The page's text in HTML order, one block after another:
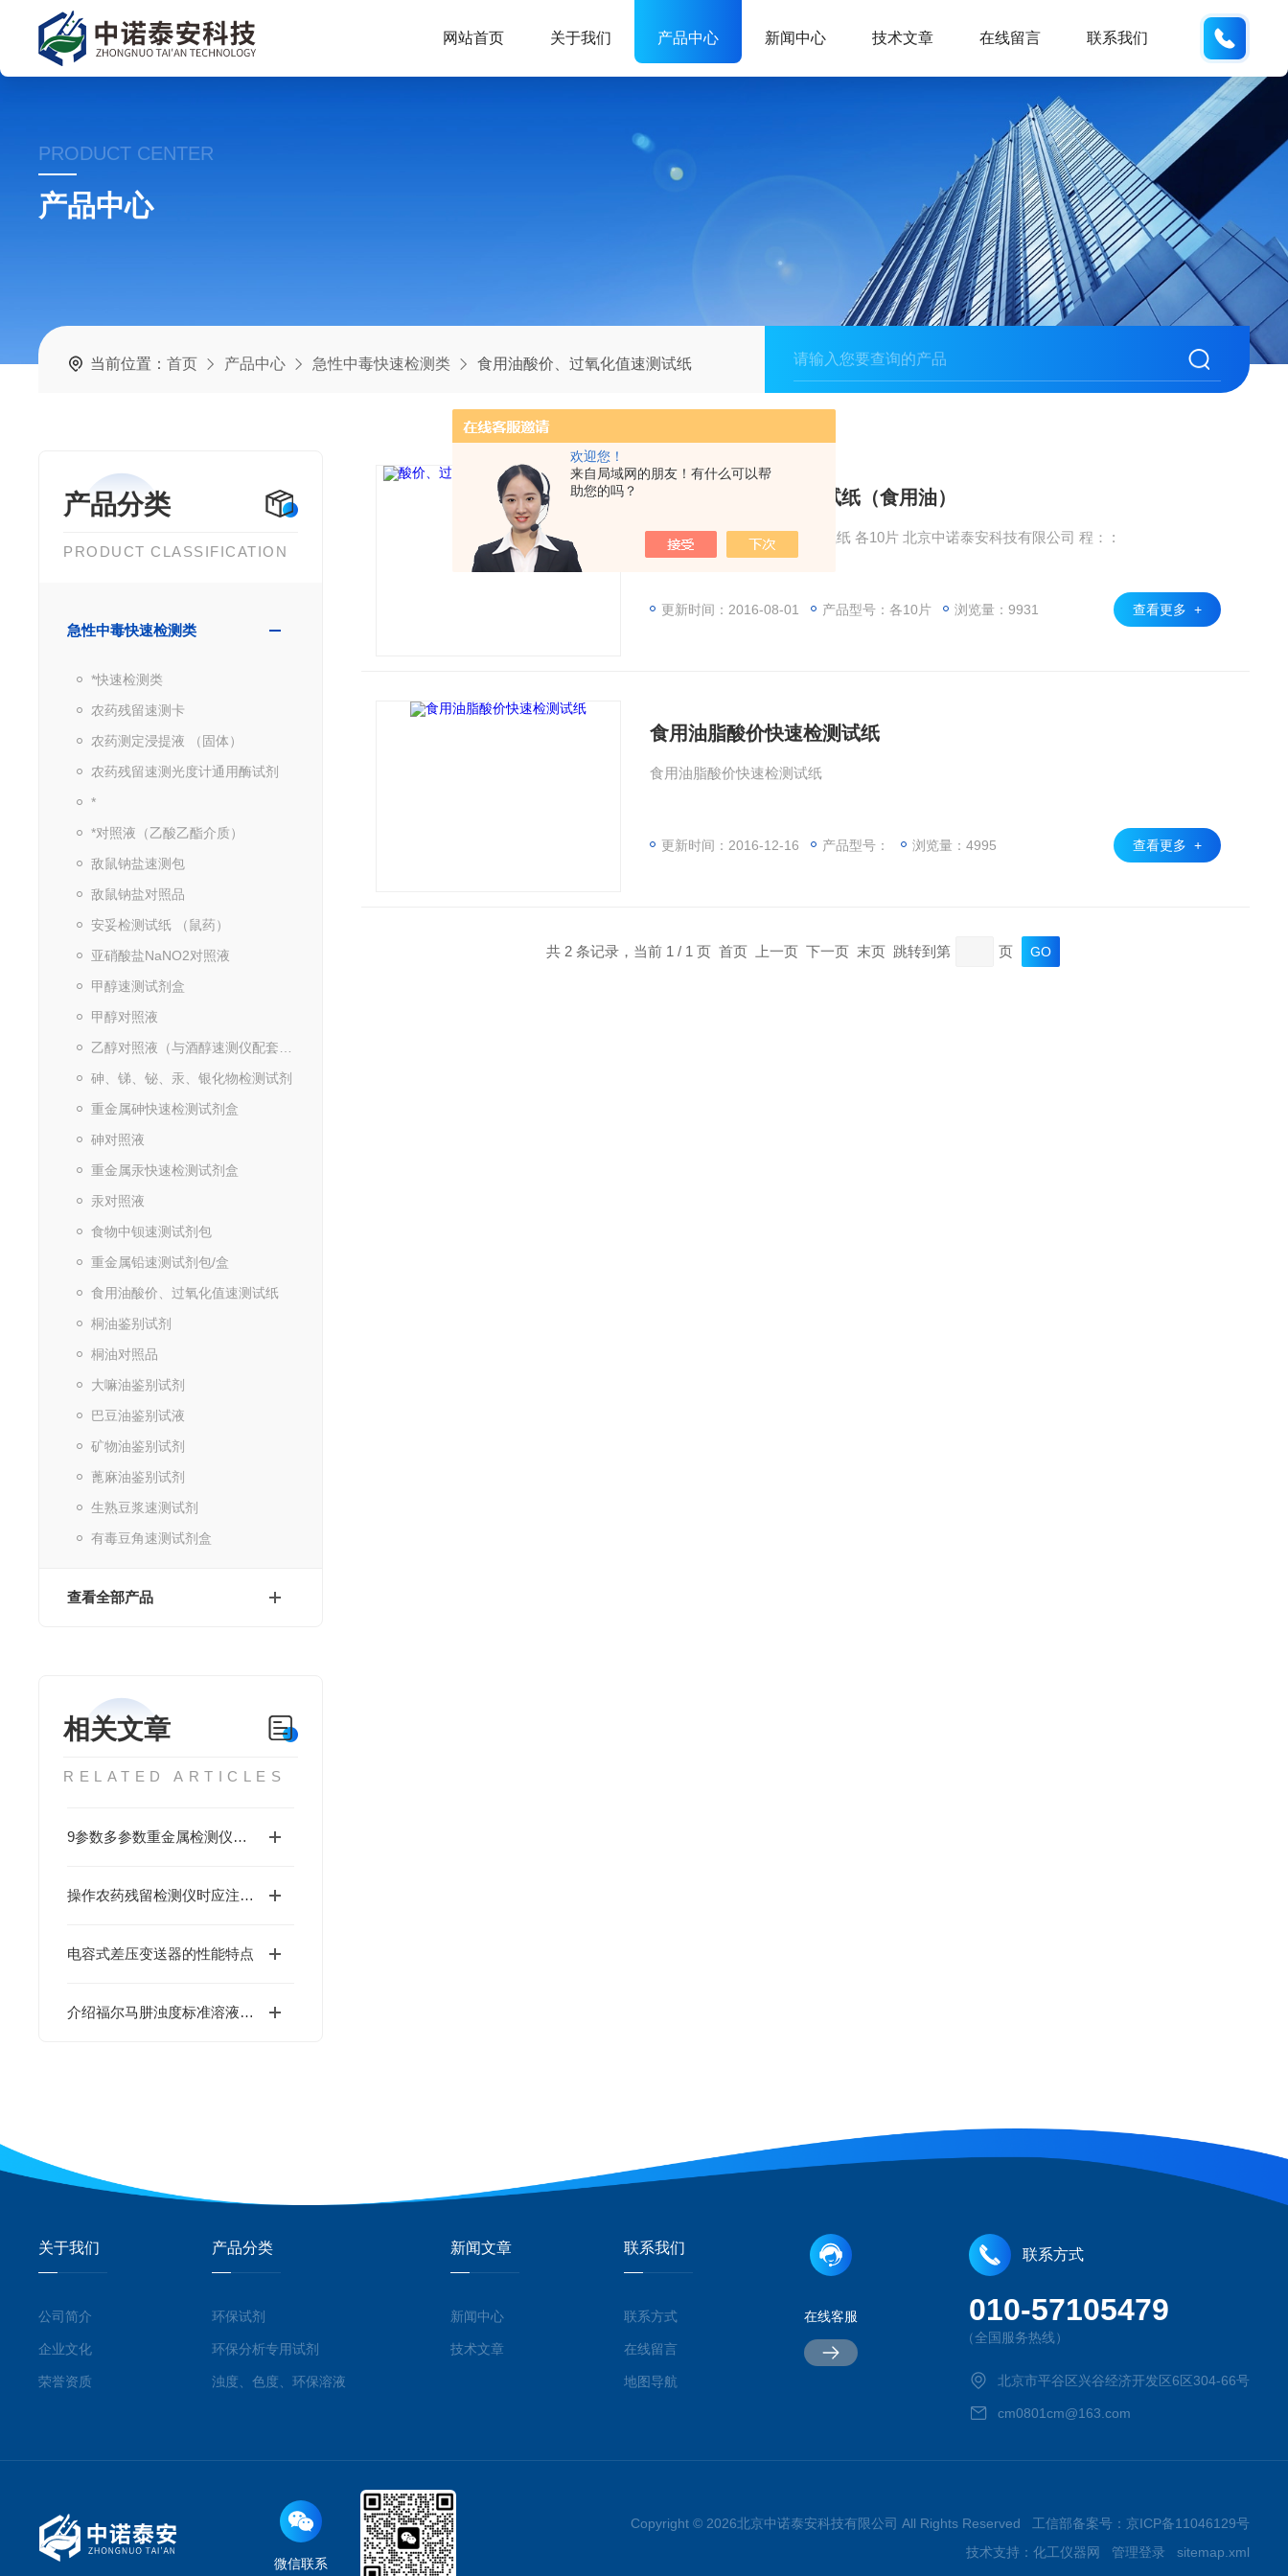
欢迎您！
来自局域网的朋友！有什么可以帮
助您的吗？
网站首页 关于我们 产品中心 新闻中心 技术文章 在线留言 联系我们
PRODUCT CENTER
产品中心
当前位置：首页 产品中心 急性中毒快速检测类 食用油酸价、过氧化值速测试纸
产品分类
PRODUCT CLASSIFICATION
急性中毒快速检测类
*快速检测类
农药残留速测卡
农药测定浸提液 （固体）
农药残留速测光度计通用酶试剂
*
*对照液（乙酸乙酯介质）
敌鼠钠盐速测包
敌鼠钠盐对照品
安妥检测试纸 （鼠药）
亚硝酸盐NaNO2对照液
甲醇速测试剂盒
甲醇对照液
砷、锑、铋、汞、银化物检测试剂
重金属砷快速检测试剂盒
砷对照液
重金属汞快速检测试剂盒
汞对照液
食物中钡速测试剂包
重金属铅速测试剂包/盒
食用油酸价、过氧化值速测试纸
桐油鉴别试剂
桐油对照品
大嘛油鉴别试剂
巴豆油鉴别试液
矿物油鉴别试剂
蓖麻油鉴别试剂
生熟豆浆速测试剂
有毒豆角速测试剂盒
查看全部产品
相关文章
RELATED ARTICLES
9参数多参数重金属检测仪简介
操作农药残留检测仪时应注意的几个事项
电容式差压变送器的性能特点
介绍福尔马肼浊度标准溶液的制备方法及其在质量控制中的应用
酸价、过氧化值检测试纸（食用油）
食用油酸价、过氧化值速测试纸 各10片 北京中诺泰安科技有限公司 程： :
更新时间：2016-08-01 产品型号：各10片 浏览量：9931 查看更多 +
食用油脂酸价快速检测试纸
食用油脂酸价快速检测试纸
更新时间：2016-12-16 产品型号： 浏览量：4995 查看更多 +
共 2 条记录，当前 1 / 1 页 首页 上一页 下一页 末页 跳转到第 页
关于我们
公司简介
企业文化
荣誉资质
产品分类
环保试剂
环保分析专用试剂
浊度、色度、环保溶液
新闻文章
新闻中心
技术文章
联系我们
联系方式
在线留言
地图导航
在线客服
联系方式
010-57105479
（全国服务热线）
北京市平谷区兴谷经济开发区6区304-66号
cm0801cm@163.com
微信联系
Copyright © 2026北京中诺泰安科技有限公司 All Rights Reserved 工信部备案号： 京ICP备11046129号
技术支持： 化工仪器网 管理登录 sitemap.xml